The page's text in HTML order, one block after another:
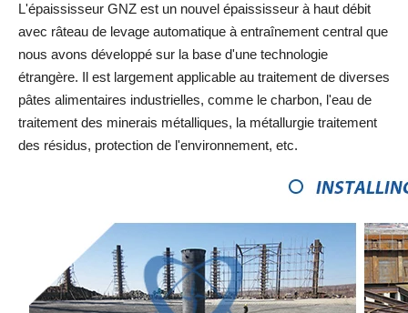
L'épaississeur GNZ est un nouvel épaississeur à haut débit
avec râteau de levage automatique à entraînement central que
nous avons développé sur la base d'une technologie
étrangère. Il est largement applicable au traitement de diverses
pâtes alimentaires industrielles, comme le charbon, l'eau de
traitement des minerais métalliques, la métallurgie traitement
des résidus, protection de l'environnement, etc.